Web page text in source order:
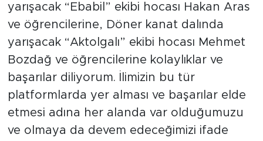
yarışacak “Ebabil” ekibi hocası Hakan Aras
ve öğrencilerine, Döner kanat dalında
yarışacak “Aktolgalı” ekibi hocası Mehmet
Bozdağ ve öğrencilerine kolaylıklar ve
başarılar diliyorum. İlimizin bu tür
platformlarda yer alması ve başarılar elde
etmesi adına her alanda var olduğumuzu
ve olmaya da devem edeceğimizi ifade